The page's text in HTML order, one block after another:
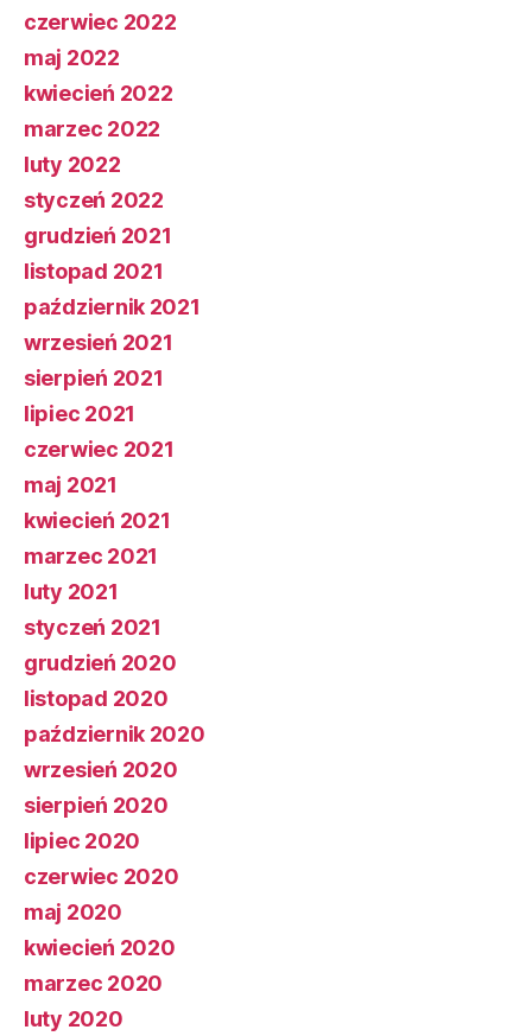
czerwiec 2022
maj 2022
kwiecień 2022
marzec 2022
luty 2022
styczeń 2022
grudzień 2021
listopad 2021
październik 2021
wrzesień 2021
sierpień 2021
lipiec 2021
czerwiec 2021
maj 2021
kwiecień 2021
marzec 2021
luty 2021
styczeń 2021
grudzień 2020
listopad 2020
październik 2020
wrzesień 2020
sierpień 2020
lipiec 2020
czerwiec 2020
maj 2020
kwiecień 2020
marzec 2020
luty 2020